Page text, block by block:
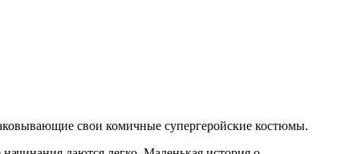
свои комичные супергеройские костюмы.